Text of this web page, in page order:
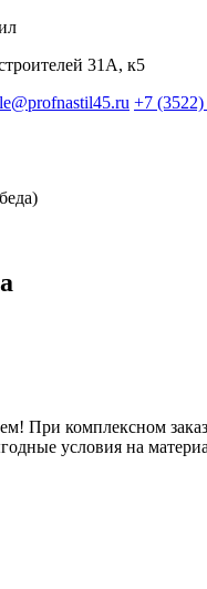
31А, к5
+7
При комплексном
условия на